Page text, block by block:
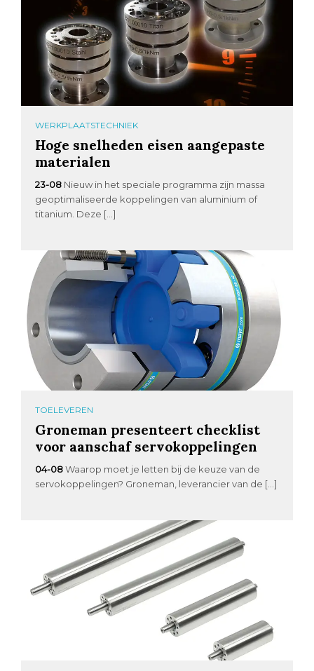
WERKPLAATSTECHNIEK
Hoge snelheden eisen aangepaste
materialen
23-08 Nieuw in het speciale programma zijn massa
geoptimaliseerde koppelingen van aluminium of
titanium. Deze […]
TOELEVEREN
Groneman presenteert checklist
voor aanschaf servokoppelingen
04-08 Waarop moet je letten bij de keuze van de
servokoppelingen? Groneman, leverancier van de […]